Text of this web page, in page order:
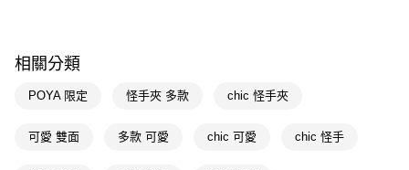
悠遊付
相關分類
POYA 限定 怪手夾 多款 chic 怪手夾
可愛 雙面 多款 可愛 chic 可愛 chic 怪手